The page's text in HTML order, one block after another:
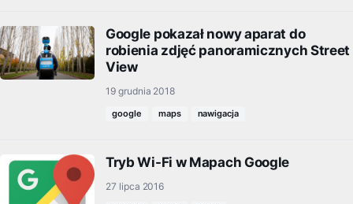
Google pokazał nowy aparat do
robienia zdjęć panoramicznych Street
View
19 grudnia 2018
google maps nawigacja
Tryb Wi-Fi w Mapach Google
27 lipca 2016